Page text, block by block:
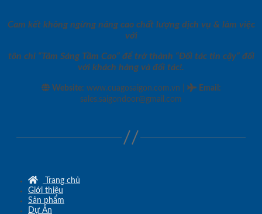
Cam kết không ngừng nâng cao chất lượng dịch vụ & làm việc
với
tôn chỉ “Tâm Sáng Tầm Cao” để trở thành “Đối tác tin cậy” đối
với khách hàng và đối tác!.
Website: www.cuagosaigon.com.vn Email :
sales.saigondoor@gmail.com
Trang chủ
Giới thiệu
Sản phẩm
Dự Án